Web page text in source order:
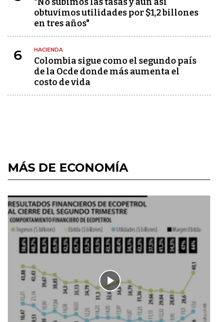
obtuvimos utilidades por $1,2 billones
en tres años"
6 HACIENDA
Colombia sigue como el segundo país
de la Ocde donde más aumenta el
costo de vida
MÁS DE ECONOMÍA